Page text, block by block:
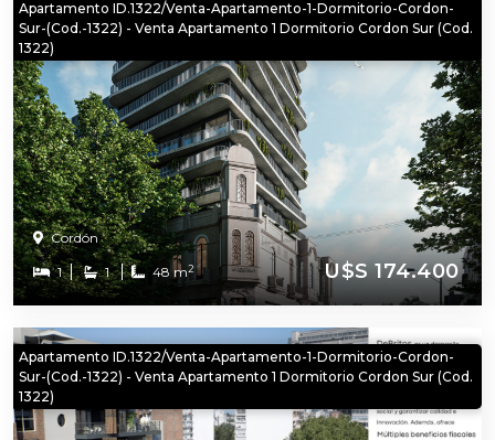
Apartamento ID.1322/Venta-Apartamento-1-Dormitorio-Cordon-
Sur-(Cod.-1322) - Venta Apartamento 1 Dormitorio Cordon Sur (Cod.
1322)
Cordón
1 1 48 m2 U$S 174.400
Apartamento ID.1322/Venta-Apartamento-1-Dormitorio-Cordon-
Sur-(Cod.-1322) - Venta Apartamento 1 Dormitorio Cordon Sur (Cod.
1322)